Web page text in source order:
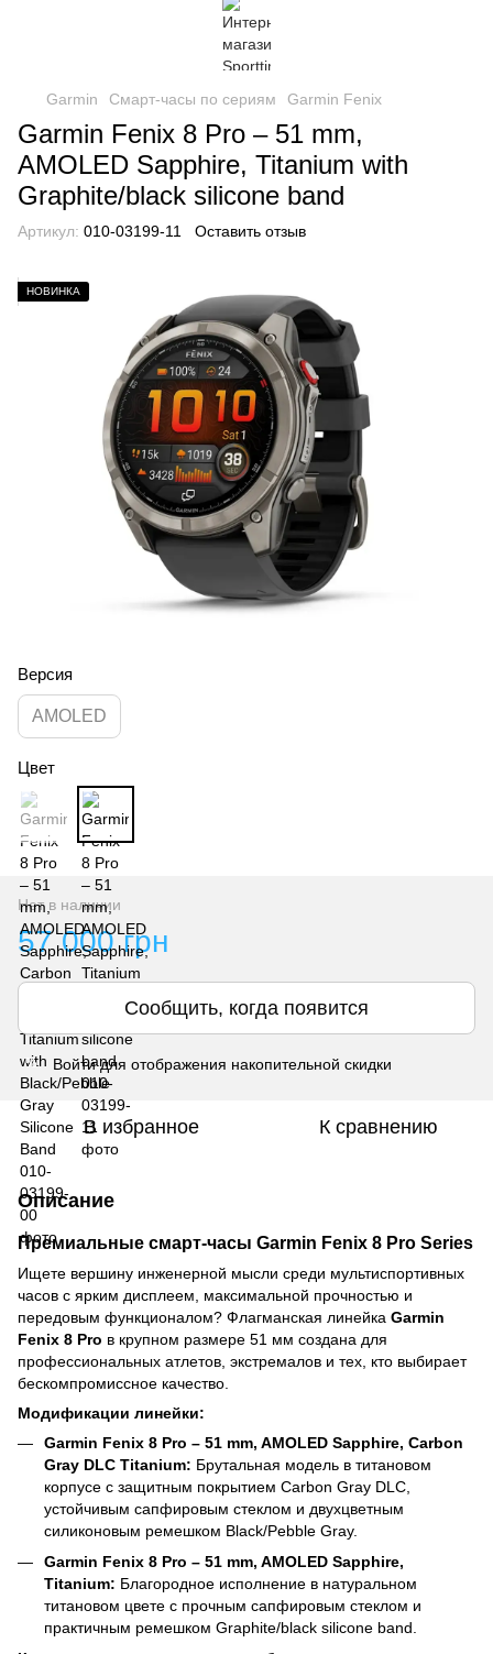
Garmin Смарт-часы по сериям Garmin Fenix
Garmin Fenix 8 Pro – 51 mm,
AMOLED Sapphire, Titanium with
Graphite/black silicone band
Артикул: 010-03199-11 Оставить отзыв
НОВИНКА
Версия
AMOLED
Цвет
Нет в наличии
57 000 грн
Сообщить, когда появится
% Войтидля отображения накопительной скидки
В избранное К сравнению
Описание
Премиальные смарт-часы Garmin Fenix 8 Pro Series
Ищете вершину инженерной мысли среди мультиспортивных
часов с ярким дисплеем, максимальной прочностью и
передовым функционалом? Флагманская линейка Garmin
Fenix 8 Pro в крупном размере 51 мм создана для
профессиональных атлетов, экстремалов и тех, кто выбирает
бескомпромиссное качество.
Модификации линейки:
Garmin Fenix 8 Pro – 51 mm, AMOLED Sapphire, Carbon
Gray DLC Titanium: Брутальная модель в титановом
корпусе с защитным покрытием Carbon Gray DLC,
устойчивым сапфировым стеклом и двухцветным
силиконовым ремешком Black/Pebble Gray.
Garmin Fenix 8 Pro – 51 mm, AMOLED Sapphire,
Titanium: Благородное исполнение в натуральном
титановом цвете с прочным сапфировым стеклом и
практичным ремешком Graphite/black silicone band.